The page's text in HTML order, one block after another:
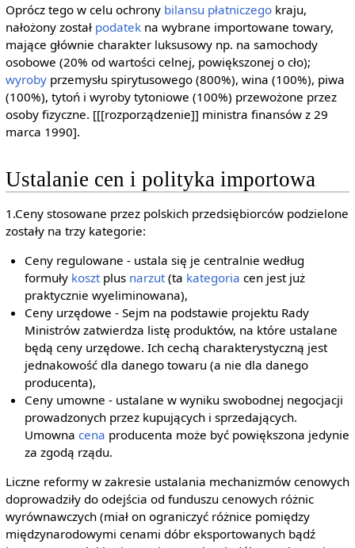
Oprócz tego w celu ochrony bilansu płatniczegokraju,
nałożony został podatekna wybrane importowane towary,
mające głównie charakter luksusowy np. na samochody
osobowe (20% od wartości celnej, powiększonej o cło);
wyrobyprzemysłu spirytusowego (800%), wina (100%), piwa
(100%), tytoń i wyroby tytoniowe (100%) przewożone przez
osoby fizyczne. [[[rozporządzenie]] ministra finansów z 29
marca 1990].
Ustalanie cen i polityka importowa
1.Ceny stosowane przez polskich przedsiębiorców podzielone
zostały na trzy kategorie:
Ceny regulowane - ustala się je centralnie według
formuły kosztplus narzut(ta kategoria cen jest już
praktycznie wyeliminowana),
Ceny urzędowe - Sejm na podstawie projektu Rady
Ministrów zatwierdza listę produktów, na które ustalane
będą ceny urzędowe. Ich cechą charakterystyczną jest
jednakowość dla danego towaru (a nie dla danego
producenta),
Ceny umowne - ustalane w wyniku swobodnej negocjacji
prowadzonych przez kupujących i sprzedających.
Umownacena producenta może być powiększona jedynie
za zgodą rządu.
Liczne reformy w zakresie ustalania mechanizmów cenowych
doprowadziły do odejścia od funduszu cenowych różnic
wyrównawczych (miał on ograniczyć różnice pomiędzy
międzynarodowymi cenami dóbr eksportowanych bądź